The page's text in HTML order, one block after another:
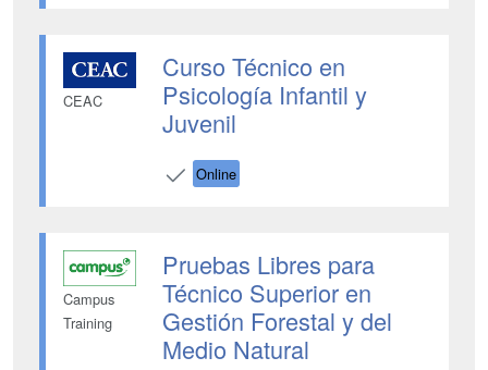
CEAC
Curso Técnico en
Psicología Infantil y
Juvenil
Online
Campus
Training
Pruebas Libres para
Técnico Superior en
Gestión Forestal y del
Medio Natural